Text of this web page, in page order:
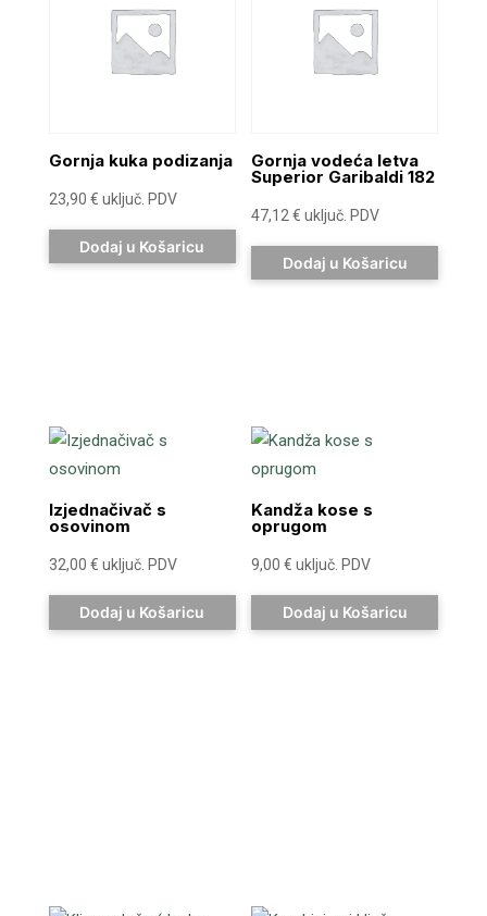
Gornja kuka podizanja
23,90 € uključ. PDV
Dodaj u Košaricu
Gornja vodeća letva
Superior Garibaldi 182
47,12€ uključ. PDV
Dodaj u Košaricu
Izjednačivač s
osovinom
32,00 € uključ. PDV
Dodaj u Košaricu
Kandža kose s
oprugom
9,00€ uključ. PDV
Dodaj u Košaricu